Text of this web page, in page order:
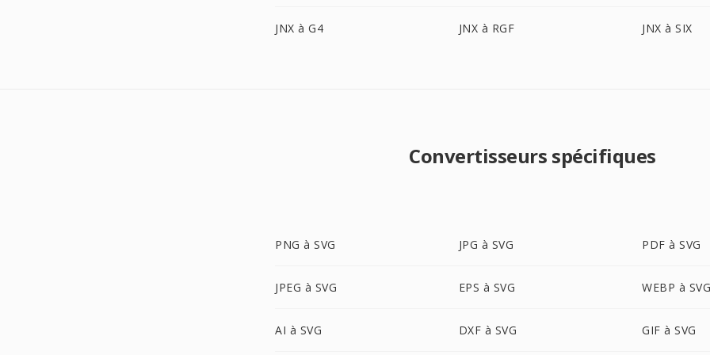
JNX à G4 JNX à RGF JNX à SIX
Convertisseurs spécifiques
PNG à SVG JPG à SVG PDF à SVG
JPEG à SVG EPS à SVG WEBP à
AI à SVG DXF à SVG GIF à SVG